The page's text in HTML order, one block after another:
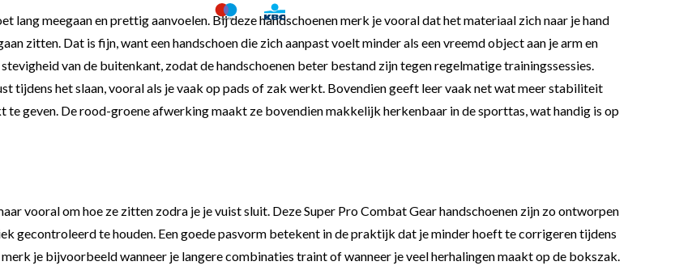
lang meegaan en prettig aanvoelen. Bij deze handschoenen merk je vooral dat het materiaal zich naar je hand
zitten. Dat is fijn, want een handschoen die zich aanpast voelt minder als een vreemd object aan je arm en
van de buitenkant, zodat de handschoenen beter bestand zijn tegen regelmatige trainingssessies.
tijdens het slaan, vooral als je vaak op pads of zak werkt. Bovendien geeft leer vaak net wat meer stabiliteit
te geven. De rood-groene afwerking maakt ze bovendien makkelijk herkenbaar in de sporttas, wat handig is op
vooral om hoe ze zitten zodra je je vuist sluit. Deze Super Pro Combat Gear handschoenen zijn zo ontworpen
gecontroleerd te houden. Een goede pasvorm betekent in de praktijk dat je minder hoeft te corrigeren tijdens
je bijvoorbeeld wanneer je langere combinaties traint of wanneer je veel herhalingen maakt op de bokszak.